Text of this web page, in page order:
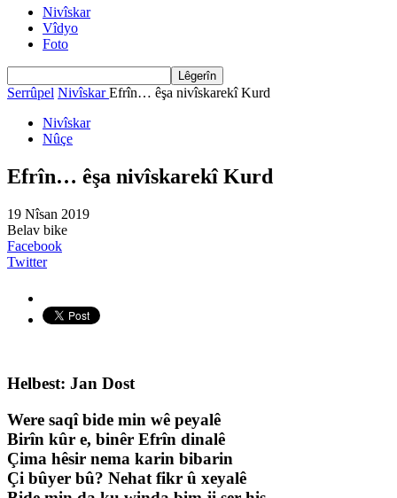
Nivîskar
Vîdyo
Foto
Serrûpel Nivîskar Efrîn… êşa nivîskarekî Kurd
Nivîskar
Nûçe
Efrîn… êşa nivîskarekî Kurd
19 Nîsan 2019
Belav bike
Facebook
Twitter
Helbest: Jan Dost
Were saqî bide min wê peyalê
Birîn kûr e, binêr Efrîn dinalê
Çima hêsir nema karin bibarin
Çi bûyer bû? Nehat fikr û xeyalê